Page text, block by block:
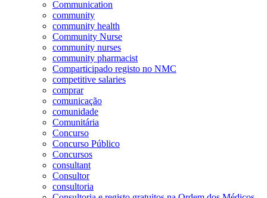
Communication
community
community health
Community Nurse
community nurses
community pharmacist
Comparticipado registo no NMC
competitive salaries
comprar
comunicação
comunidade
Comunitária
Concurso
Concurso Público
Concursos
consultant
Consultor
consultoria